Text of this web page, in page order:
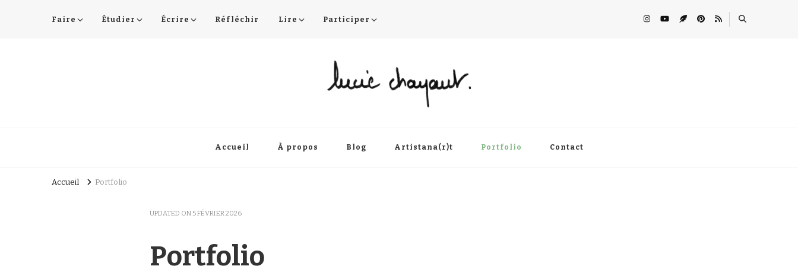
Faire Étudier Écrire Réfléchir Lire Participer
Accueil À propos Blog Artistana(r)t Portfolio Contact
Accueil Portfolio
UPDATED ON5 FÉVRIER 2026
Portfolio